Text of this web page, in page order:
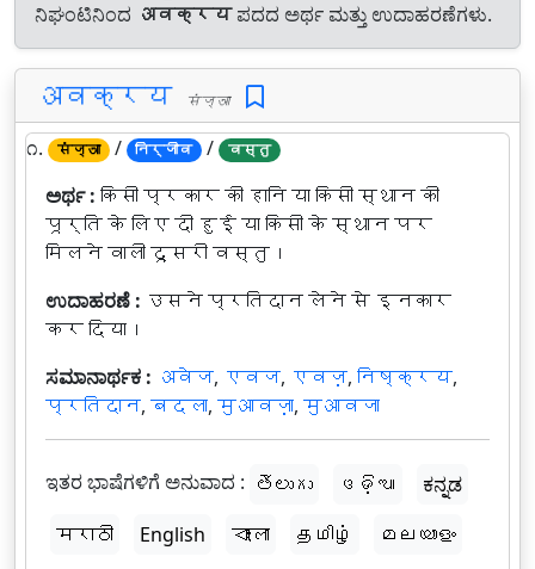
ನಿಘಂಟಿನಿಂದ अवक्रयಪದದ ಅರ್ಥ ಮತ್ತು ಉದಾಹರಣೆಗಳು.
अवक्रय संज्ञा
೧. संज्ञा / निर्जीव / वस्तु
ಅರ್ಥ : किसी प्रकार की हानि या किसी स्थान की
पूर्ति के लिए दी हुई या किसी के स्थान पर
मिलने वाली दूसरी वस्तु।
ಉದಾಹರಣೆ : उसने प्रतिदान लेने से इनकार
कर दिया।
ಸಮಾನಾರ್ಥಕ : अवेज, एवज, एवज़, निष्क्रय,
प्रतिदान, बदला, मुआवज़ा, मुआवजा
ಇತರ ಭಾಷೆಗಳಿಗೆ ಅನುವಾದ : తెలుగు ଓଡ଼ିଆ
ಕನ್ನಡ
मराठी
English বাংলা தமிழ் മലയാളം